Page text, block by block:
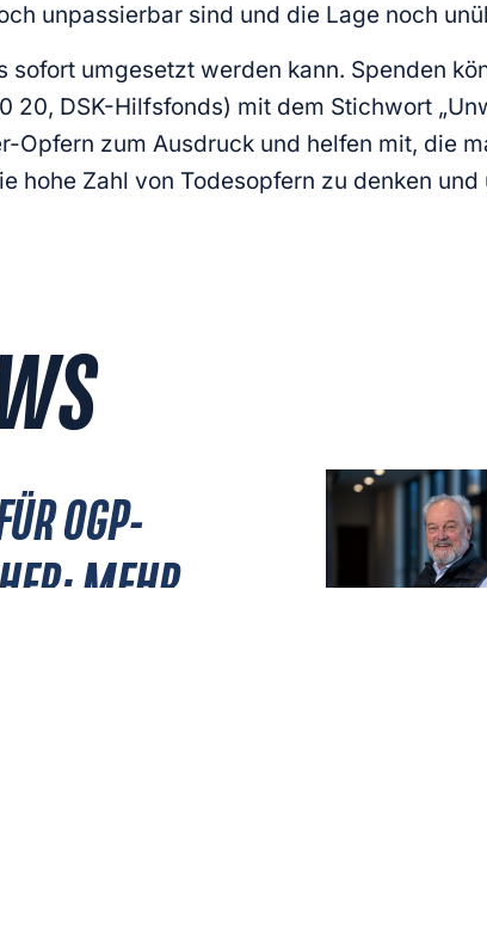
unpassierbar sind und die Lage noch
umgesetzt werden kann. Spenden
20, DSK-Hilfsfonds) mit dem Stichwort
Opfern zum Ausdruck und helfen mit, die
hohe Zahl von Todesopfern zu denken
OGP-
MEHR